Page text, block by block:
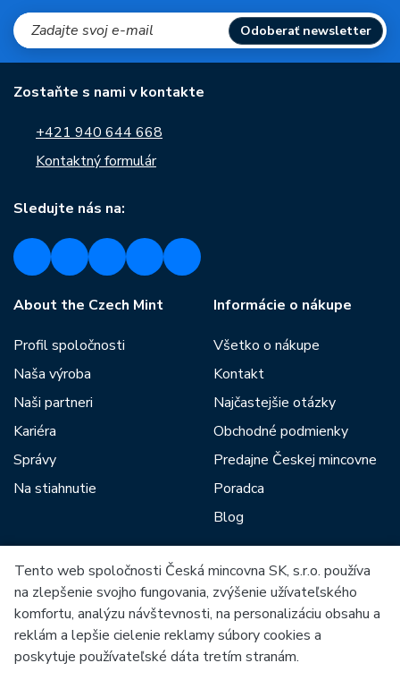
Odoberať newsletter
Zostaňte s nami v kontakte
+421 940 644 668
Kontaktný formulár
Sledujte nás na:
About the Czech Mint
Profil spoločnosti
Naša výroba
Naši partneri
Kariéra
Správy
Na stiahnutie
Informácie o nákupe
Všetko o nákupe
Kontakt
Najčastejšie otázky
Obchodné podmienky
Predajne Českej mincovne
Poradca
Blog
Medzi našich partnerov patria:
Tento web spoločnosti Česká mincovna SK, s.r.o. používa
na zlepšenie svojho fungovania, zvýšenie užívateľského
komfortu, analýzu návštevnosti, na personalizáciu obsahu a
reklám a lepšie cielenie reklamy súbory cookies a
poskytuje používateľské dáta tretím stranám.